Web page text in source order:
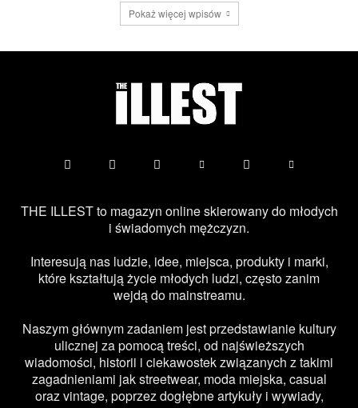
Pokaż więcej wpisów
THE ILLEST to magazyn online skierowany do młodych
i świadomych mężczyzn.
Interesują nas ludzie, idee, miejsca, produkty i marki,
które kształtują życie młodych ludzi, często zanim
wejdą do mainstreamu.
Naszym głównym zadaniem jest przedstawianie kultury
ulicznej za pomocą treści, od najświeższych
wiadomości, historii i ciekawostek związanych z takimi
zagadnieniami jak streetwear, moda miejska, casual
oraz vintage, poprzez dogłębne artykuły i wywiady,